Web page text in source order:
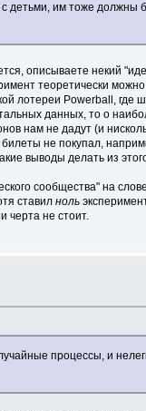
детьми, им тоже
описываете некий
теоретически
лотереи Powerball,
данных, то о
нам не дадут (и
не покупал,
выводы делать из
сообщества" на
ставилноль
черта не стоит.
процессы, и